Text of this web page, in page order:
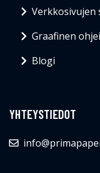
Verkkosivujen
Graafinen
Blogi
YHTEYSTIEDOT